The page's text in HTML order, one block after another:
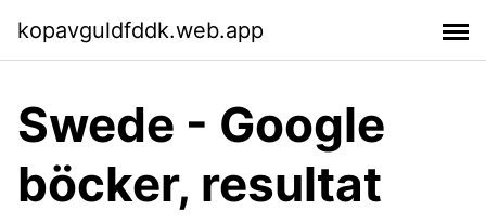
kopavguldfddk.web.app
Swede - Google
böcker, resultat